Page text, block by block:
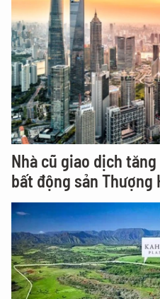
Nhà cũ giao dịch
bất động sản Thượng